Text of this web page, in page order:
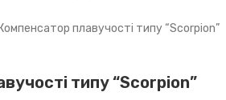
плавучості типу “Scorpion”
типу “Scorpion”